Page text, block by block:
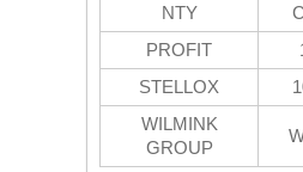
NTY
PROFIT
STELLOX
WILMINK
GROUP